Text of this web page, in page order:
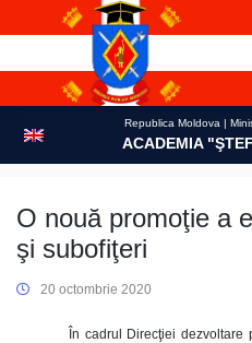
Republica Moldova |
ACADEMIA
O nouă promoţie a
şi subofiţeri
20 octombrie 2020
În cadrul Direcţiei dezvoltare